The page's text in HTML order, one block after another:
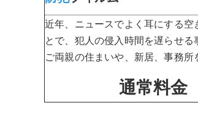
近年、ニュースでよく耳にする
とで、犯人の侵入時間を遅らせる
ご両親の住まいや、新居、事務所
通常料